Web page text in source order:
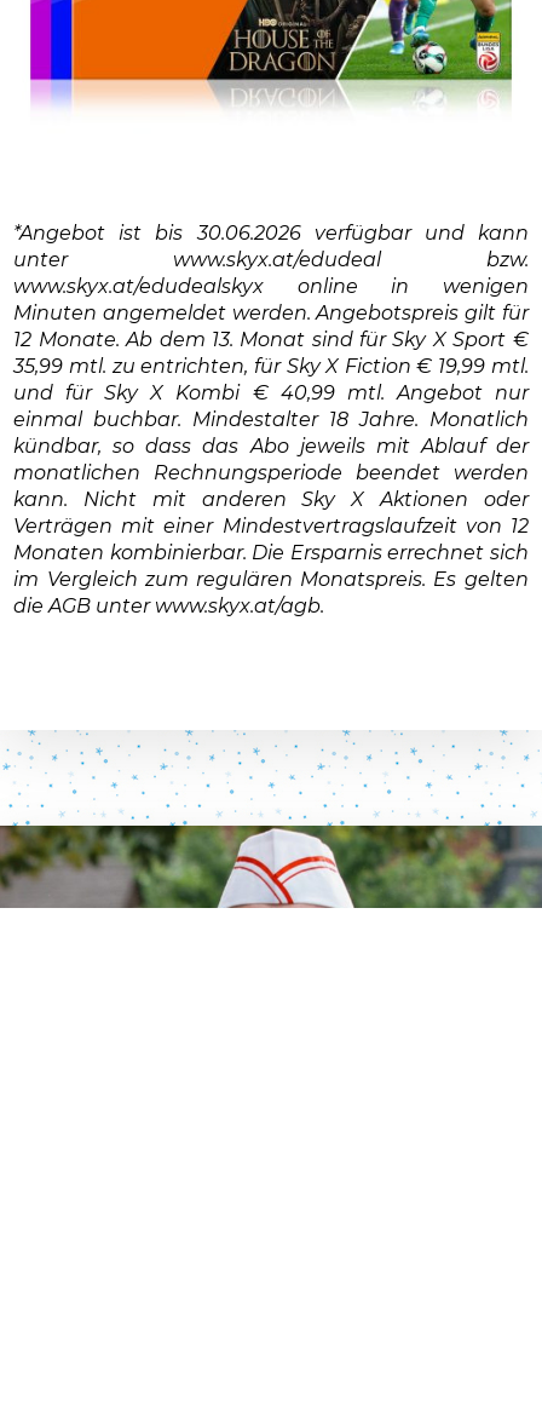
*Angebot ist bis 30.06.2026 verfügbar und kann
unter www.skyx.at/edudeal bzw.
www.skyx.at/edudealskyx online in wenigen
Minuten angemeldet werden. Angebotspreis gilt für
12 Monate. Ab dem 13. Monat sind für Sky X Sport €
35,99 mtl. zu entrichten, für Sky X Fiction € 19,99 mtl.
und für Sky X Kombi € 40,99 mtl. Angebot nur
einmal buchbar. Mindestalter 18 Jahre. Monatlich
kündbar, so dass das Abo jeweils mit Ablauf der
monatlichen Rechnungsperiode beendet werden
kann. Nicht mit anderen Sky X Aktionen oder
Verträgen mit einer Mindestvertragslaufzeit von 12
Monaten kombinierbar. Die Ersparnis errechnet sich
im Vergleich zum regulären Monatspreis. Es gelten
die AGB unter www.skyx.at/agb.